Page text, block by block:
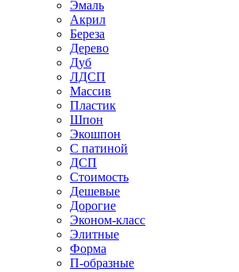
Эмаль
Акрил
Береза
Дерево
Дуб
ЛДСП
Массив
Пластик
Шпон
Экошпон
С патиной
ДСП
Стоимость
Дешевые
Дорогие
Эконом-класс
Элитные
Форма
П-образные